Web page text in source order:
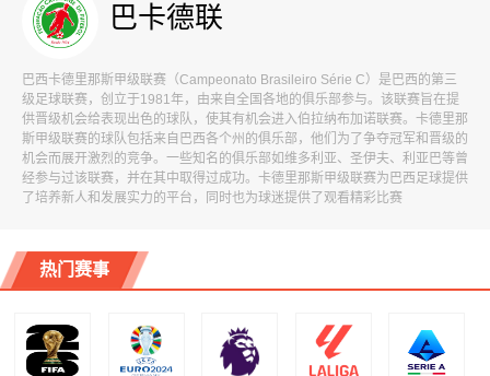
巴卡德联
巴西卡德里那斯甲级联赛（Campeonato Brasileiro Série C）是巴西的第三
级足球联赛，创立于1981年，由来自全国各地的俱乐部参与。该联赛旨在提
供晋级机会给表现出色的球队，使其有机会进入伯拉纳布加诺联赛。卡德里那
斯甲级联赛的球队包括来自巴西各个州的俱乐部，他们为了争夺冠军和晋级的
机会而展开激烈的竞争。一些知名的俱乐部如维多利亚、圣伊夫、利亚巴等曾
经参与过该联赛，并在其中取得过成功。卡德里那斯甲级联赛为巴西足球提供
了培养新人和发展实力的平台，同时也为球迷提供了观看精彩比赛
热门赛事